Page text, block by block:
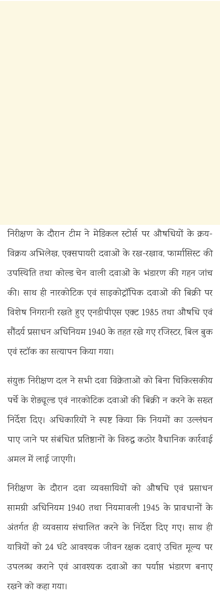
निरीक्षण के दौरान टीम ने मेडिकल स्टोर्स पर औषधियों के क्रय-
विक्रय अभिलेख, एक्सपायरी दवाओं के रख-रखाव, फार्मासिस्ट की
उपस्थिति तथा कोल्ड चेन वाली दवाओं के भंडारण की गहन जांच
की। साथ ही नारकोटिक एवं साइकोट्रॉपिक दवाओं की बिक्री पर
विशेष निगरानी रखते हुए एनडीपीएस एक्ट 1985 तथा औषधि एवं
सौंदर्य प्रसाधन अधिनियम 1940 के तहत रखे गए रजिस्टर, बिल बुक
एवं स्टॉक का सत्यापन किया गया।
संयुक्त निरीक्षण दल ने सभी दवा विक्रेताओं को बिना चिकित्सकीय
पर्चे के शेड्यूल्ड एवं नारकोटिक दवाओं की बिक्री न करने के सख्त
निर्देश दिए। अधिकारियों ने स्पष्ट किया कि नियमों का उल्लंघन
पाए जाने पर संबंधित प्रतिष्ठानों के विरुद्ध कठोर वैधानिक कार्रवाई
अमल में लाई जाएगी।
निरीक्षण के दौरान दवा व्यवसायियों को औषधि एवं प्रसाधन
सामग्री अधिनियम 1940 तथा नियमावली 1945 के प्रावधानों के
अंतर्गत ही व्यवसाय संचालित करने के निर्देश दिए गए। साथ ही
यात्रियों को 24 घंटे आवश्यक जीवन रक्षक दवाएं उचित मूल्य पर
उपलब्ध कराने एवं आवश्यक दवाओं का पर्याप्त भंडारण बनाए
रखने को कहा गया।